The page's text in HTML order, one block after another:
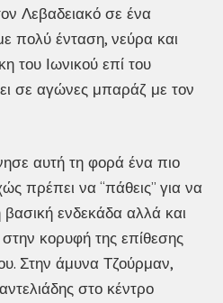
Λεβαδειακό σε ένα
πολύ ένταση, νεύρα και
του Ιωνικού επί του
σε αγώνες μπαράζ με τον
αυτή τη φορά ένα πιο
πρέπει να “πάθεις” για να
βασική ενδεκάδα αλλά και
κορυφή της επίθεσης
Στην άμυνα Τζούρμαν,
στο κέντρο